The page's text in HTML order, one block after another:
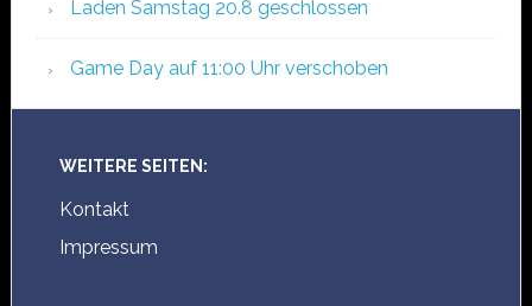
Laden Samstag 20.8 geschlossen
Game Day auf 11:00 Uhr verschoben
WEITERE SEITEN:
Kontakt
Impressum